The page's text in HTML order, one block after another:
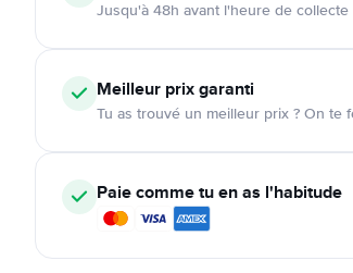
Jusqu'à 48h avant l'heure de
Meilleur prix garanti
Tu as trouvé un meilleur prix ? On te
Paie comme tu en as l'habitude